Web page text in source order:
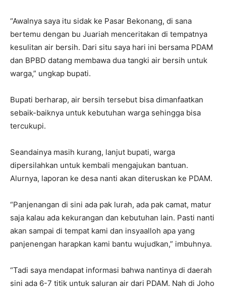
“Awalnya saya itu sidak ke Pasar Bekonang, di sana
bertemu dengan bu Juariah menceritakan di tempatnya
kesulitan air bersih. Dari situ saya hari ini bersama PDAM
dan BPBD datang membawa dua tangki air bersih untuk
warga,” ungkap bupati.
Bupati berharap, air bersih tersebut bisa dimanfaatkan
sebaik-baiknya untuk kebutuhan warga sehingga bisa
tercukupi.
Seandainya masih kurang, lanjut bupati, warga
dipersilahkan untuk kembali mengajukan bantuan.
Alurnya, laporan ke desa nanti akan diteruskan ke PDAM.
“Panjenangan di sini ada pak lurah, ada pak camat, matur
saja kalau ada kekurangan dan kebutuhan lain. Pasti nanti
akan sampai di tempat kami dan insyaalloh apa yang
panjenengan harapkan kami bantu wujudkan,” imbuhnya.
“Tadi saya mendapat informasi bahwa nantinya di daerah
sini ada 6-7 titik untuk saluran air dari PDAM. Nah di Joho